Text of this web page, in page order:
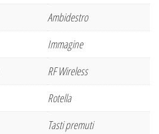
Ambidestro
Immagine
RF Wireless
Rotella
Tasti premuti